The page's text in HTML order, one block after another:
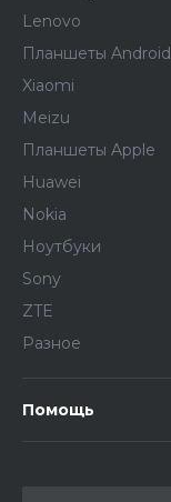
Lenovo
Планшеты Android
Xiaomi
Meizu
Планшеты Apple
Huawei
Nokia
Ноутбуки
Sony
ZTE
Разное
Помощь